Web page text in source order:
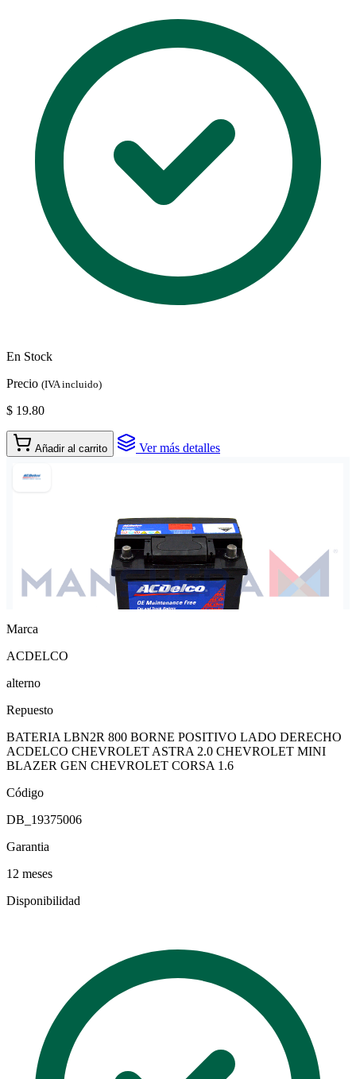
En Stock
Precio (IVA incluido)
$ 19.80
Añadir al carrito Ver más detalles
Marca
ACDELCO
alterno
Repuesto
BATERIA LBN2R 800 BORNE POSITIVO LADO DERECHO
ACDELCO CHEVROLET ASTRA 2.0 CHEVROLET MINI
BLAZER GEN CHEVROLET CORSA 1.6
Código
DB_19375006
Garantia
12 meses
Disponibilidad